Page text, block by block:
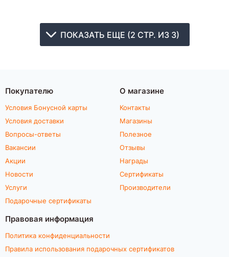
ПОКАЗАТЬ ЕЩЕ (2 СТР. ИЗ 3)
Покупателю
Условия Бонусной карты
Условия доставки
Вопросы-ответы
Вакансии
Акции
Новости
Услуги
Подарочные сертификаты
О магазине
Контакты
Магазины
Полезное
Отзывы
Награды
Сертификаты
Производители
Правовая информация
Политика конфиденциальности
Правила использования подарочных сертификатов